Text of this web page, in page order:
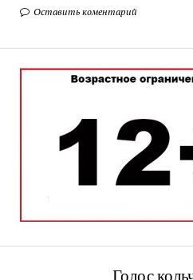
Оставить коментарий
Голос